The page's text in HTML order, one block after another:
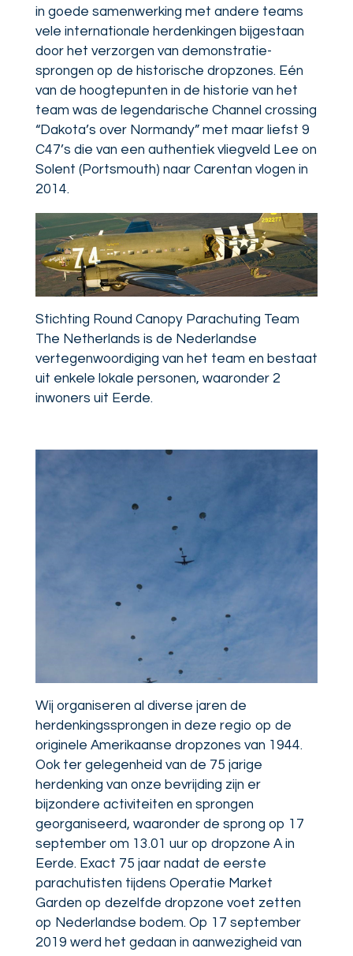
in goede samenwerking met andere teams
vele internationale herdenkingen bijgestaan
door het verzorgen van demonstratie-
sprongen op de historische dropzones. Eén
van de hoogtepunten in de historie van het
team was de legendarische Channel crossing
“Dakota’s over Normandy” met maar liefst 9
C47’s die van een authentiek vliegveld Lee on
Solent (Portsmouth) naar Carentan vlogen in
2014.
Stichting Round Canopy Parachuting Team
The Netherlands is de Nederlandse
vertegenwoordiging van het team en bestaat
uit enkele lokale personen, waaronder 2
inwoners uit Eerde.
Wij organiseren al diverse jaren de
herdenkingssprongen in deze regio op de
originele Amerikaanse dropzones van 1944.
Ook ter gelegenheid van de 75 jarige
herdenking van onze bevrijding zijn er
bijzondere activiteiten en sprongen
georganiseerd, waaronder de sprong op 17
september om 13.01 uur op dropzone A in
Eerde. Exact 75 jaar nadat de eerste
parachutisten tijdens Operatie Market
Garden op dezelfde dropzone voet zetten
op Nederlandse bodem. Op 17 september
2019 werd het gedaan in aanwezigheid van